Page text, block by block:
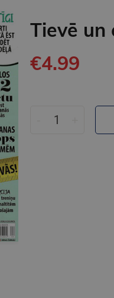
Tievē un
€4.99